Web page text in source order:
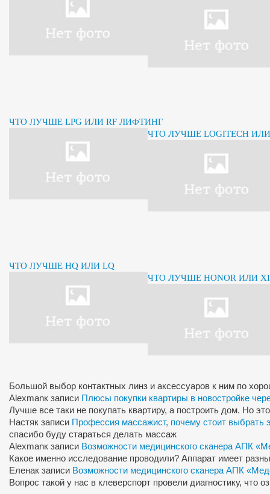
ЧТО ЛУЧШЕ LPG ИЛИ RF ЛИФТИНГ
ЧТО ЛУЧШЕ LOGITECH ИЛИ
ЧТО ЛУЧШЕ HQ ИЛИ LQ
ЧТО ЛУЧШЕ HONOR ИЛИ
Большой выбор контактных линз и аксессуаров к ним по
Alexmanк записи Плюсы покупки квартиры в новостройке
Лучше все таки не покупать квартиру, а построить дом. Но
Настяк записи Профессия массажист, почему стоит выбрать
спасибо буду стараться делать массаж
Alexmanк записи Возможности медицинского сканера АПК
Какое именно исследование проводили? Аппарат имеет
Еленак записи Возможности медицинского сканера АПК
Вопрос такой у нас в клеверспорт провели диагностику, что